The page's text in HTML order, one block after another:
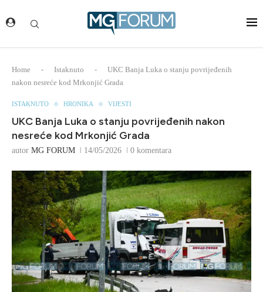
Home - Istaknuto -
UKC Banja Luka o stanju povrijeđenih
nakon nesreće kod Mrkonjić Grada
ISTAKNUTO HRONIKA VIJESTI
UKC Banja Luka o stanju povrijeđenih nakon
nesreće kod Mrkonjić Grada
autor MG FORUM 14/05/2026 0 komentara